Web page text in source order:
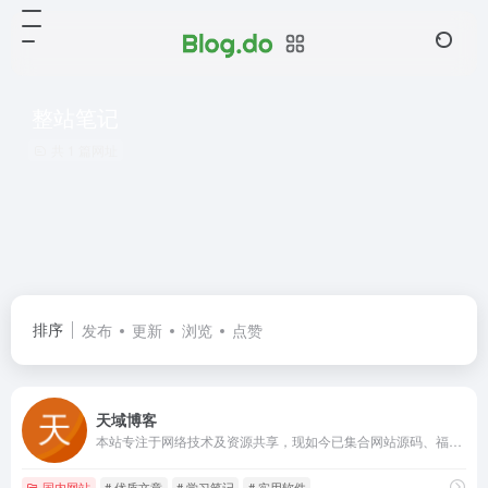
排序 发布 更新 浏览 点赞
天域博客